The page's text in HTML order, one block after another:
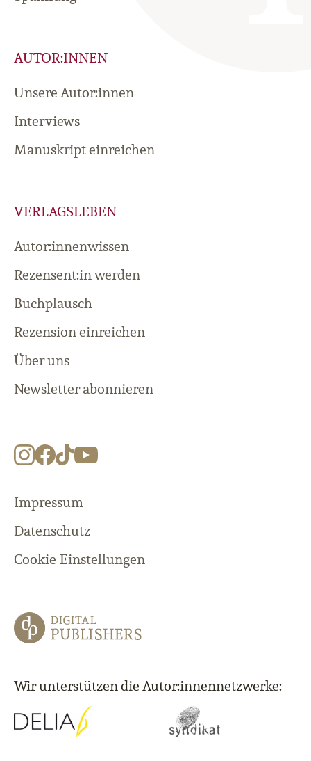
AUTOR:INNEN
Unsere Autor:innen
Interviews
Manuskript einreichen
VERLAGSLEBEN
Autor:innenwissen
Rezensent:in werden
Buchplausch
Rezension einreichen
Über uns
Newsletter abonnieren
Impressum
Datenschutz
Cookie-Einstellungen
Wir unterstützen die Autor:innennetzwerke: